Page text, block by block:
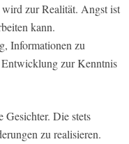
zur Realität. Angst ist
kann.
Informationen zu
zur Kenntnis
Gesichter. Die stets
zu realisieren.